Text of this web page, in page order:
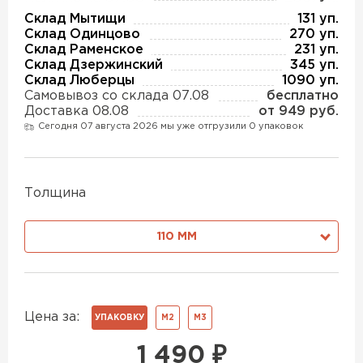
Склад Мытищи
131 уп.
Склад Одинцово
270 уп.
Склад Раменское
231 уп.
Склад Дзержинский
345 уп.
Склад Люберцы
1090 уп.
Самовывоз со склада 07.08
бесплатно
Доставка 08.08
от 949 руб.
Сегодня 07 августа 2026 мы уже отгрузили 0 упаковок
Толщина
110 ММ
Цена за: УПАКОВКУ М2 М3
1 490 ₽
Утеплитель Изотек
ПЕРЕЙТИ
Утеплитель Ruspanel
ПЕРЕЙТИ
ПЕРЕЙТИ
ПЕРЕЙТИ
Утеплитель Юматекс
Утеплитель Теплекс
Утеплитель Дирок